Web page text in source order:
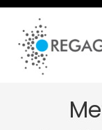
Skip
content